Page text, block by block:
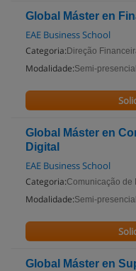
Global Máster en
EAE Business School
Categoria: Direção
Modalidade:Semi-presencial
Global Máster en
Digital
EAE Business School
Categoria:Comunicação de
Modalidade:Semi-presencial
Global Máster en